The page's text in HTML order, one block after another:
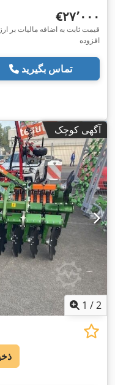
‎€۲۷٬۰۰۰
قیمت ثابت به اضافه مالیات بر
افزوده
تماس بگیرید
آگهی کوچک
1 /2